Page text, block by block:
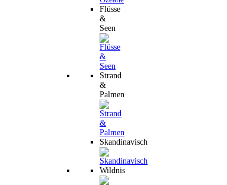
Flüsse
&
Seen
Strand
&
Palmen
Skandinavisch
Wildnis